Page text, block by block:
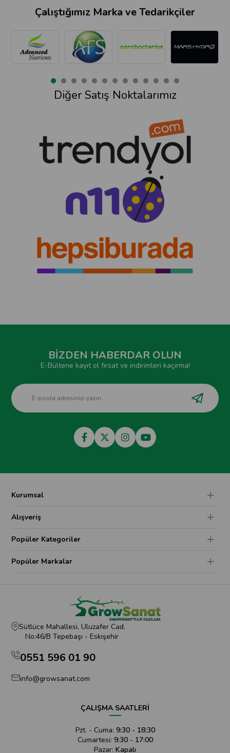
Çalıştığımız Marka ve Tedarikçiler
Diğer Satış Noktalarımız
BİZDEN HABERDAR OLUN
E-Bültene kayıt ol fırsat ve indirimleri kaçırma!
Kurumsal
Alışveriş
Popüler Kategoriler
Popüler Markalar
Sütlüce Mahallesi, Uluzafer Cad.
No:46/B Tepebaşı - Eskişehir
0551 596 01 90
info@growsanat.com
ÇALIŞMA SAATLERİ
Pzt. - Cuma: 9:30 - 18:30
Cumartesi: 9:30 - 17:00
Pazar: Kapalı